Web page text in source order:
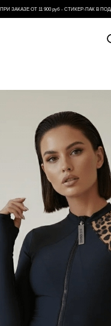
ПРИ ЗАКАЗЕ ОТ 11 900 руб - СТИКЕР-ПАК В